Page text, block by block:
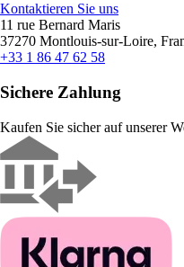
Kontaktieren Sie uns
11 rue Bernard Maris
37270 Montlouis-sur-Loire,
+33 1 86 47 62 58
Sichere Zahlung
Kaufen Sie sicher auf unserer